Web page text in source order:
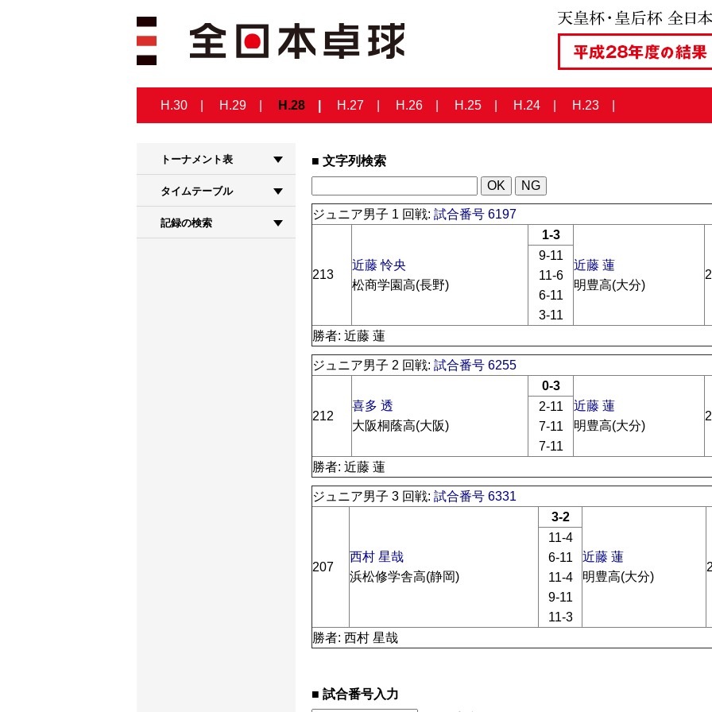
H.30 H.29 H.28 H.27 H.26 H.25 H.24 H.23
トーナメント表
タイムテーブル
記録の検索
文字列検索
ジュニア男子 1 回戦: 試合番号 6197
213
近藤 怜央
松商学園高(長野)
1-3
近藤 蓮
明豊高(大分)
9-11
11-6
6-11
3-11
勝者: 近藤 蓮
ジュニア男子 2 回戦: 試合番号 6255
212
喜多 透
大阪桐蔭高(大阪)
0-3
近藤 蓮
明豊高(大分)
2-11
7-11
7-11
勝者: 近藤 蓮
ジュニア男子 3 回戦: 試合番号 6331
207
西村 星哉
浜松修学舎高(静岡)
3-2
近藤 蓮
明豊高(大分)
11-4
6-11
11-4
9-11
11-3
勝者: 西村 星哉
試合番号入力